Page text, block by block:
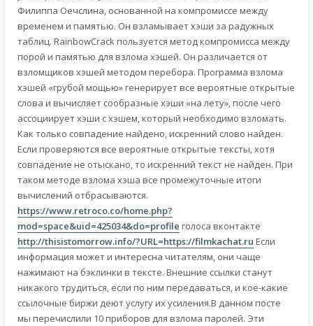
Филиппа Оечслина, основанной на компромиссе между
временем и памятью. Он взламывает хэши за радужных
таблиц. RainbowCrack пользуется метод компромисса между
порой и памятью для взлома хэшей. Он различается от
взломщиков хэшей методом перебора. Программа взлома
хэшей «грубой мощью» генерирует все вероятные открытые
слова и вычисляет сообразные хэши «на лету», после чего
ассоциирует хэши с хэшем, который необходимо взломать.
Как только совпадение найдено, искренний слово найден.
Если проверяются все вероятные открытые тексты, хотя
совпадение не отыскано, то искренний текст не найден. При
таком методе взлома хэша все промежуточные итоги
вычислений отбрасываются.
https://www.retroco.co/home.php?
mod=space&uid=425034&do=profile голоса вконтакте
http://thisistomorrow.info/?URL=https://filmkachat.ru Если
информация может и интересна читателям, они чаще
нажимают на бэклинки в тексте. Внешние ссылки станут
никакого трудиться, если по ним передаваться, и кое-какие
ссылочные биржи деют услугу их усиления.В данном посте
мы перечислили 10 приборов для взлома паролей. Эти